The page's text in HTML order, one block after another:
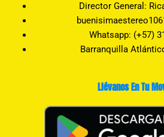
Director General:
Whatsapp: (+57)
Barranquilla
Llévanos En Tu